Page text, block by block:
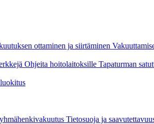
ottaminen ja siirtäminen
Ohjeita hoitolaitoksille Tapaturman
Tietosuoja ja